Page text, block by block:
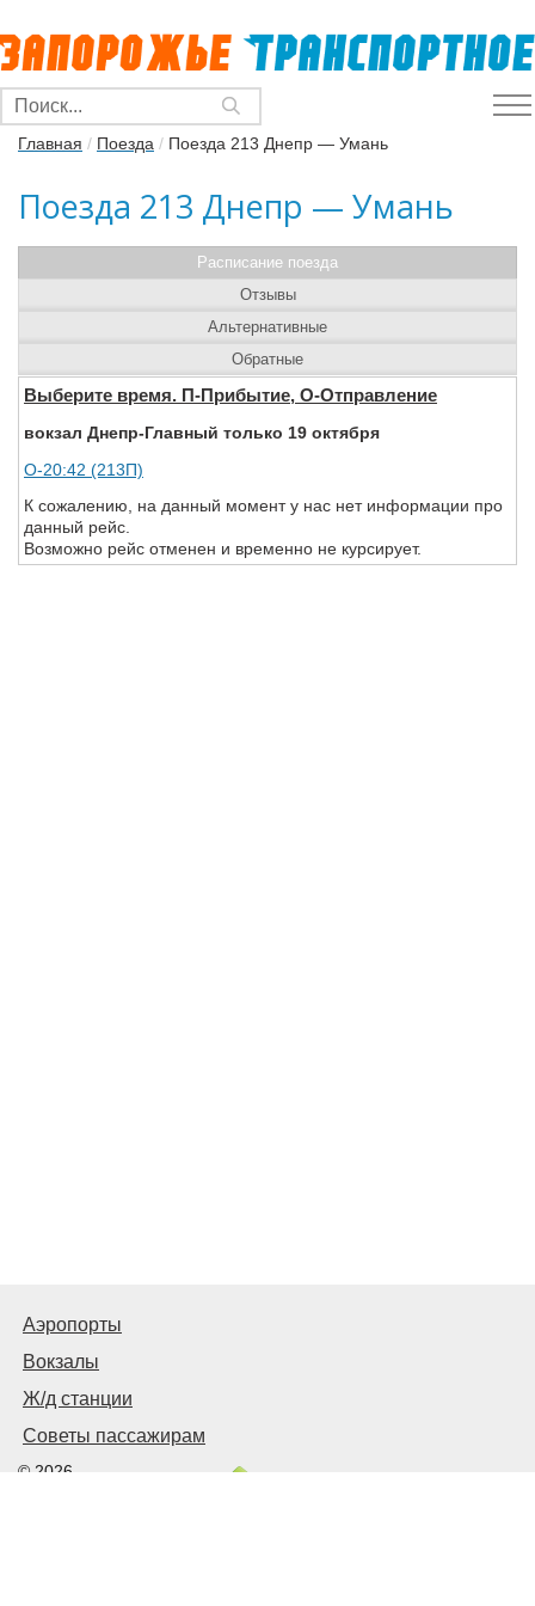
Главная / Поезда / Поезда 213 Днепр — Умань
Поезда 213 Днепр — Умань
Расписание поезда
Выберите время. П-Прибытие, О-Отправление
вокзал Днепр-Главный только 19 октября
О-20:42 (213П)
К сожалению, на данный момент у нас нет информации про
данный рейс.
Возможно рейс отменен и временно не курсирует.
Отзывы
Альтернативные
Обратные
Аэропорты
Вокзалы
Ж/д станции
Советы пассажирам
© 2026